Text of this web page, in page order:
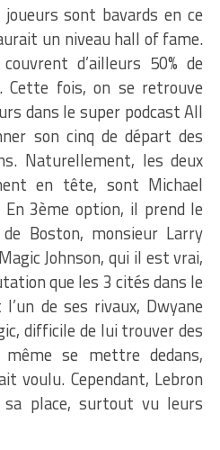
sont bavards en ce
un niveau hall of fame.
d’ailleurs 50% de
Cette fois, on se retrouve
dans le super podcast All
son cinq de départ des
Naturellement, les deux
en tête, sont Michael
3ème option, il prend le
Boston, monsieur Larry
Johnson, qui il est vrai,
que les 3 cités dans le
de ses rivaux, Dwyane
difficile de lui trouver des
se mettre dedans,
voulu. Cependant, Lebron
place, surtout vu leurs